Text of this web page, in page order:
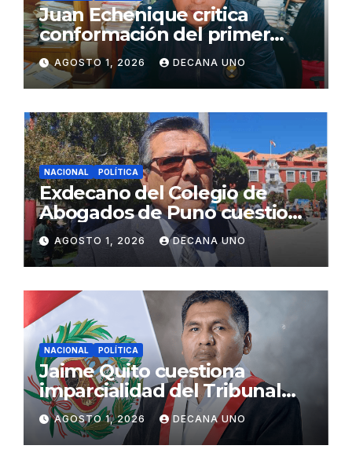
Juan Echenique critica
conformación del primer
gabinete ministerial de Keiko
Fujimori
AGOSTO 1, 2026 DECANA UNO
NACIONAL POLÍTICA
Exdecano del Colegio de
Abogados de Puno cuestiona
propuestas sobre seguridad
ciudadana
AGOSTO 1, 2026 DECANA UNO
NACIONAL POLÍTICA
Jaime Quito cuestiona
imparcialidad del Tribunal
Constitucional tras liberación
de Ollanta Humala
AGOSTO 1, 2026 DECANA UNO